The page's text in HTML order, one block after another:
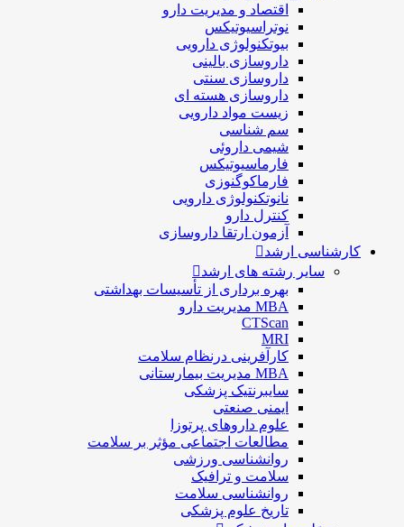
اقتصاد و مديريت دارو
نوتراسیوتیکس
بيوتكنولوژی دارویی
داروسازی بالينی
داروسازی سنتی
داروسازی هسته ای
زیست مواد دارویی
سم شناسی
شيمی داروئی
فارماسيوتيكس
فارماكوگنوزی
نانوتکنولوژی دارویی
كنترل دارو
آزمون ارتقا داروسازی
کارشناسی ارشد
سایر رشته های ارشد
بهره برداری از تأسیسات بهداشتی
MBA مدیریت دارو
CTScan
MRI
کارآفرینی درنظام سلامت
MBA مدیریت بیمارستانی
سایبرنتیک پزشکی
ایمنی صنعتی
علوم داروهای پرتوزا
مطالعات اجتماعی مؤثر بر سلامت
روانشناسی ورزشی
سلامت و ترافیک
روانشناسی سلامت
تاریخ علوم پزشکی